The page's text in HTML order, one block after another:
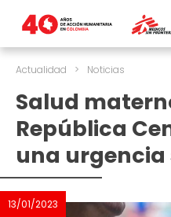
Actualidad > Noticias
Salud
República
una
13/01/2023